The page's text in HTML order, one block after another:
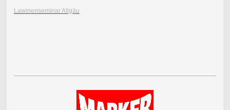
Lawinenseminar Allgäu